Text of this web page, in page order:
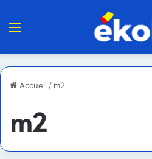
Menu
Accueil / m2
m2